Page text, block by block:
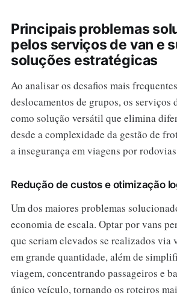
Principais problemas
pelos serviços de van e
soluções estratégicas
Ao analisar os desafios mais
deslocamentos de grupos, os serviços
como solução versátil que elimina
desde a complexidade da gestão de
a insegurança em viagens por
Redução de custos e otimização
Um dos maiores problemas
economia de escala. Optar por vans
que seriam elevados se realizados via
em grande quantidade, além de
viagem, concentrando passageiros e
único veículo, tornando os roteiros